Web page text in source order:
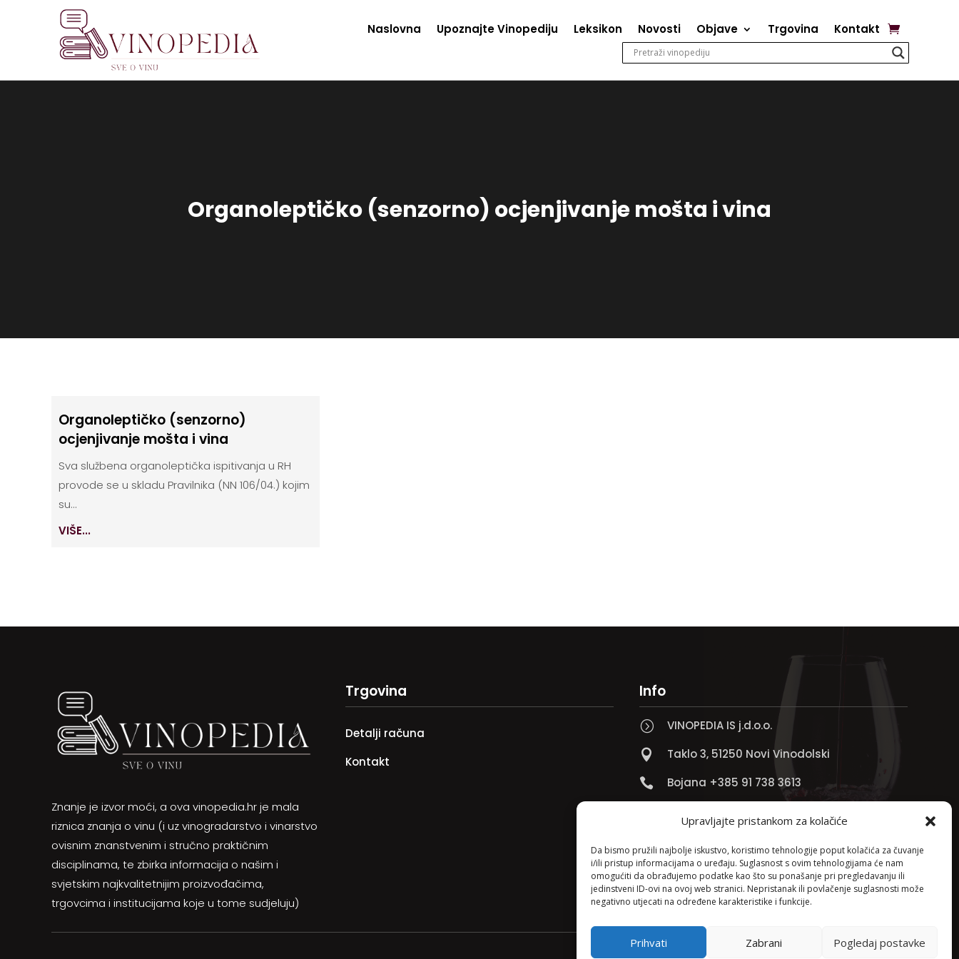
Upravljajte pristankom za kolačiće
Da bismo pružili najbolje iskustvo, koristimo tehnologije poput kolačića za čuvanje
i/ili pristup informacijama o uređaju. Suglasnost s ovim tehnologijama će nam
omogućiti da obrađujemo podatke kao što su ponašanje pri pregledavanju ili
jedinstveni ID-ovi na ovoj web stranici. Nepristanak ili povlačenje suglasnosti može
negativno utjecati na određene karakteristike i funkcije.
Prihvati Zabrani Pogledaj postavke
Naslovna Upoznajte Vinopediju Leksikon Novosti Objave Trgovina Kontakt
Organoleptičko (senzorno) ocjenjivanje mošta i vina
Organoleptičko (senzorno)
ocjenjivanje mošta i vina
Sva službena organoleptička ispitivanja u RH
provode se u skladu Pravilnika (NN 106/04.) kojim
su...
VIŠE...
Znanje je izvor moći, a ova vinopedia.hr je mala
riznica znanja o vinu (i uz vinogradarstvo i vinarstvo
ovisnim znanstvenim i stručno praktičnim
disciplinama, te zbirka informacija o našim i
svjetskim najkvalitetnijim proizvođačima,
trgovcima i institucijama koje u tome sudjeluju)
Trgovina
Detalji računa
Kontakt
Info
= VINOPEDIA IS j.d.o.o.
 Taklo 3, 51250 Novi Vinodolski
 Bojana +385 91 738 3613